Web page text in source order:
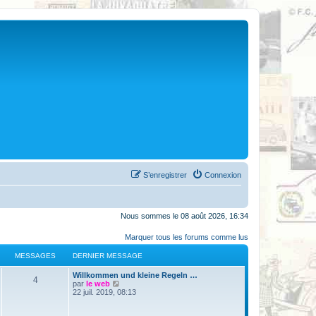
Connexion
S’enregistrer
Nous sommes le 08 août 2026, 16:34
Marquer tous les forums comme lus
MESSAGES DERNIER MESSAGE
4
Willkommen und kleine Regeln …
par le web
o
22 juil. 2019, 08:13